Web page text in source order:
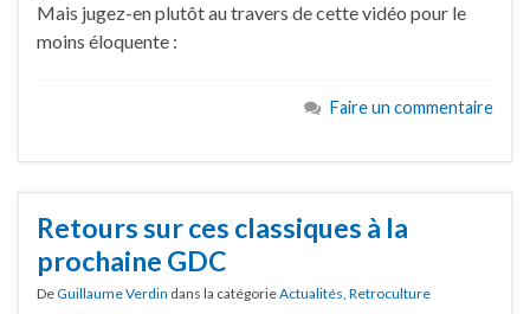
Mais jugez-en plutôt au travers de cette vidéo pour le
moins éloquente :
Faire un commentaire
Retours sur ces classiques à la
prochaine GDC
DeGuillaume Verdin dans la catégorieActualités Retroculture